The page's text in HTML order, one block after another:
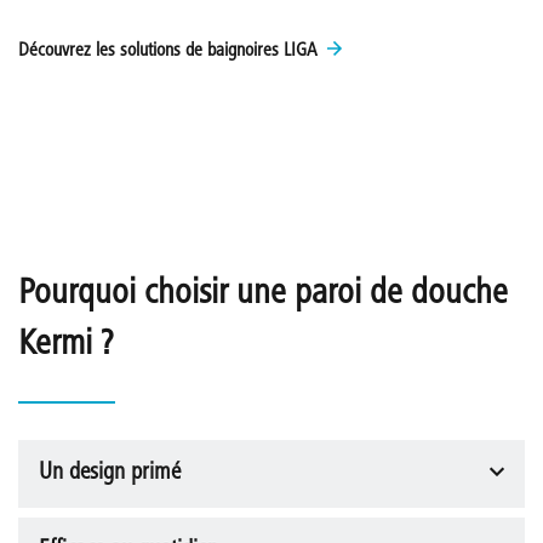
Découvrez les solutions de baignoires LIGA
Pourquoi choisir une paroi de douche
Kermi ?
Un design primé